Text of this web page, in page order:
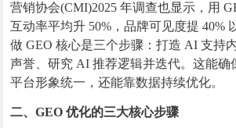
营销协会(CMI)2025 年调查也显示，用
互动率平均升 50%，品牌可见度提 40%
做 GEO 核心是三个步骤：打造 AI 支持
声誉、研究 AI 推荐逻辑并迭代。这能确
平台形象统一，还能靠数据持续优化。
二、GEO 优化的三大核心步骤